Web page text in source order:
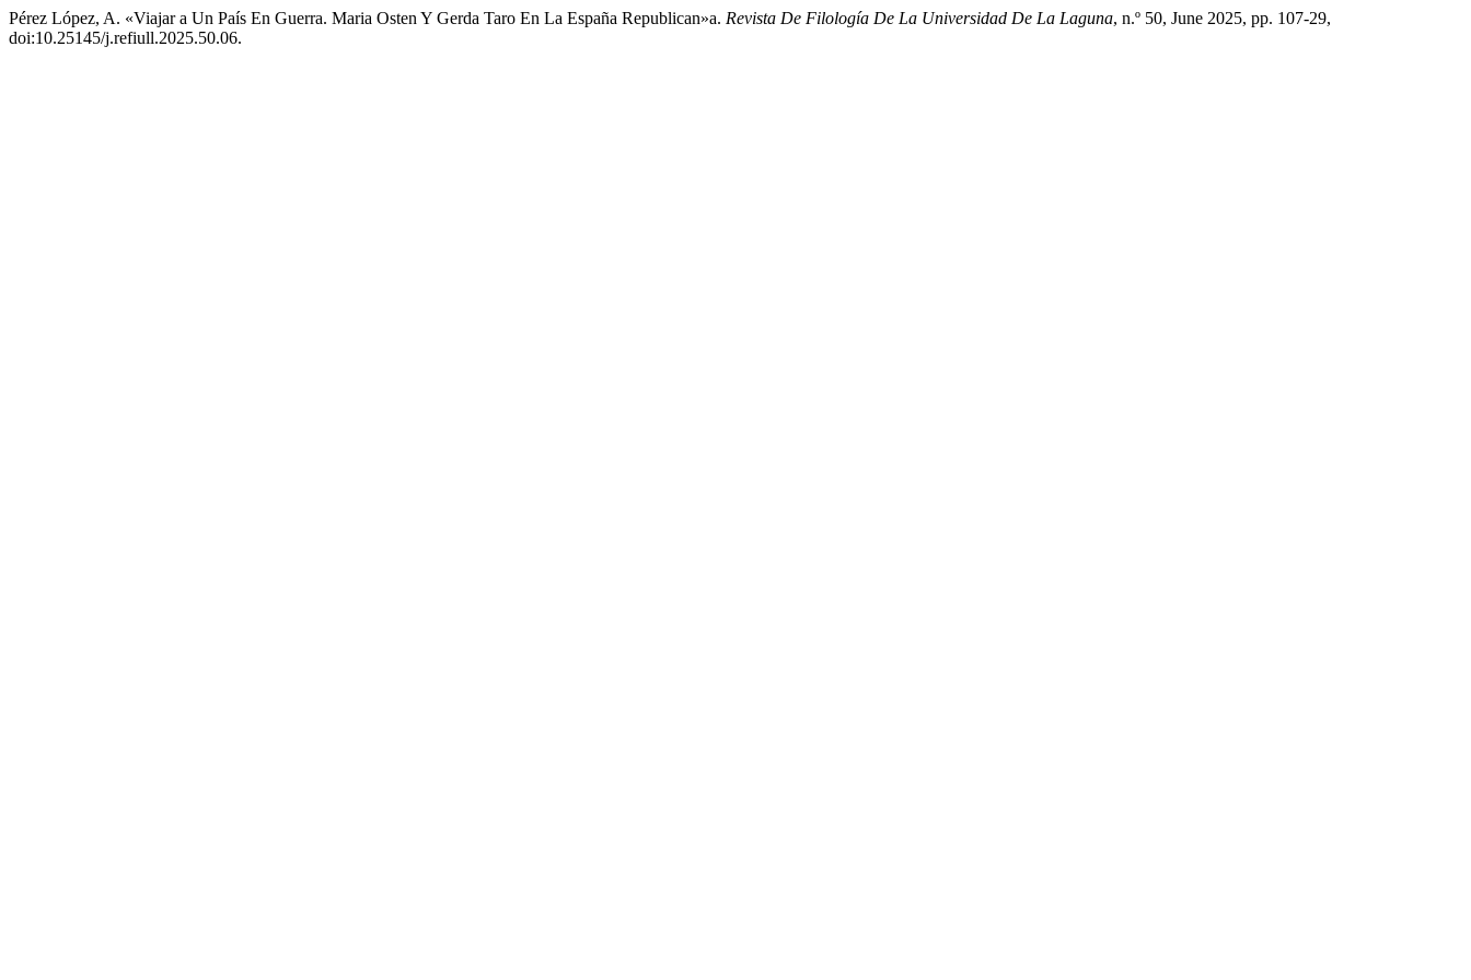
Pérez López, A. «Viajar a Un País En Guerra. Maria Osten Y Gerda Taro En La España Republican»a. Revista De Filología De La Universidad De La Laguna, n.º 50, June 2025, pp. 107-29,
doi:10.25145/j.refiull.2025.50.06.